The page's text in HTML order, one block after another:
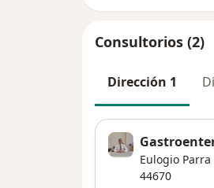
Consultorios (2)
Dirección 1
Eulogio
44670